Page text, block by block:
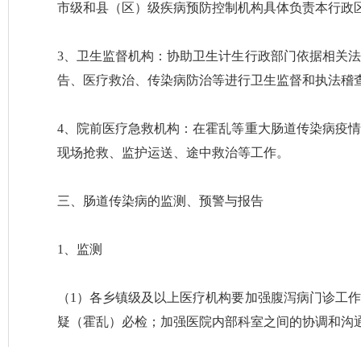
市级和县（区）级疾病预防控制机构具体负责本行
3、卫生监督机构：协助卫生计生行政部门依据相关
告、医疗救治、传染病防治等进行卫生监督和执法稽
4、院前医疗急救机构：在霍乱等重大肠道传染病疫
现场抢救、监护运送、途中救治等工作。
三、肠道传染病的监测、预警与报告
1、监测
（1）各乡镇级及以上医疗机构要加强腹泻病门诊
疑（霍乱）必检；加强医院内部科室之间的协调和